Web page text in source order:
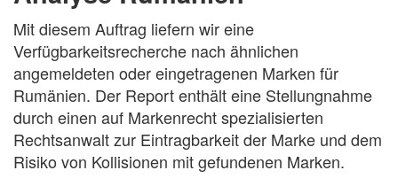
Mit diesem Auftrag liefern wir eine
Verfügbarkeitsrecherche nach ähnlichen
angemeldeten oder eingetragenen Marken für
Rumänien. Der Report enthält eine Stellungnahme
durch einen auf Markenrecht spezialisierten
Rechtsanwalt zur Eintragbarkeit der Marke und dem
Risiko von Kollisionen mit gefundenen Marken.